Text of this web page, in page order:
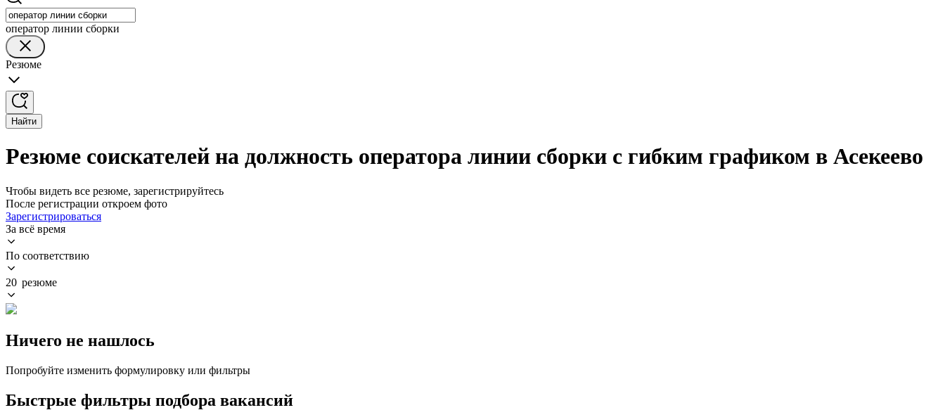
оператор линии сборки
Резюме
Найти
Резюме соискателей на должность оператора линии сборки с гибким графиком в Асекеево
Чтобы видеть все резюме, зарегистрируйтесь
После регистрации откроем фото
Зарегистрироваться
За всё время
По соответствию
20 резюме
Ничего не нашлось
Попробуйте изменить формулировку или фильтры
Быстрые фильтры подбора вакансий